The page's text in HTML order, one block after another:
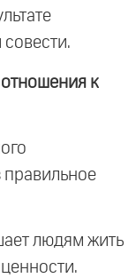
к
правильное
людям жить